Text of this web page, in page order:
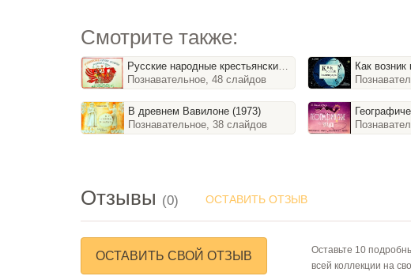
Смотрите также:
Русские народные крестьянские праздники и обряды (1989)
Познавательное, 48 слайдов
В древнем Вавилоне (1973)
Познавательное, 38 слайдов
Как возник
Отзывы (0) ОСТАВИТЬ ОТЗЫВ
ОСТАВИТЬ СВОЙ ОТЗЫВ
Оставьте 10
всей коллекции на